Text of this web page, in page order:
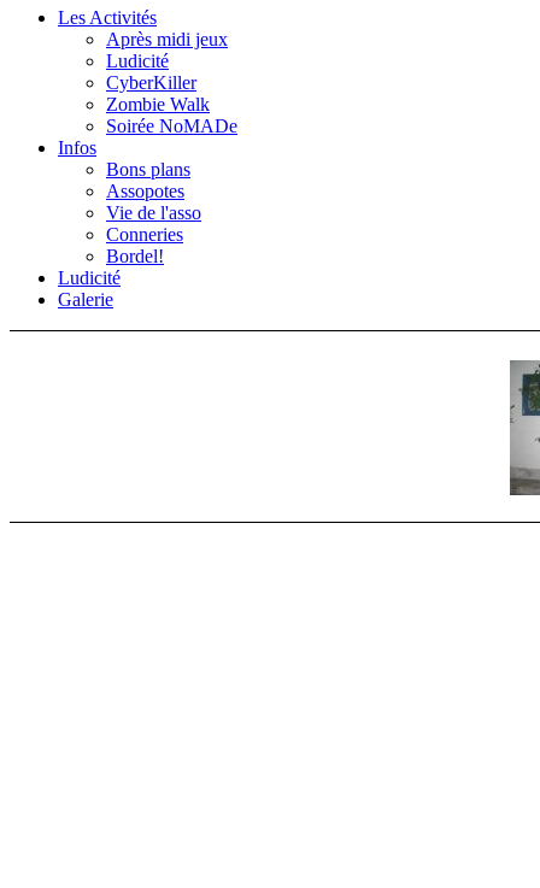
Les Activités
Après midi jeux
Ludicité
CyberKiller
Zombie Walk
Soirée NoMADe
Infos
Bons plans
Assopotes
Vie de l'asso
Conneries
Bordel!
Ludicité
Galerie